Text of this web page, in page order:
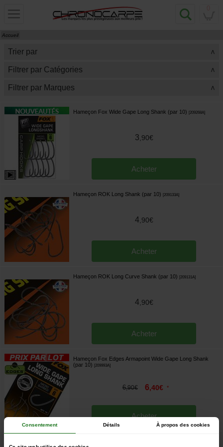
Consentement Détails À propos des cookies
Accueil
Trier par >
Filtrer par Catégories >
Filtrer par Marques >
Hameçon Fox Wide Gape Long Shank (par 10) [209268A]
3 90€
Acheter
Hameçon ROK Long Shank (par 10) [209133A]
4 90€
Acheter
Hameçon ROK Long Curve Shank (par 10) [209131A]
4 90€
Acheter
Hameçon Fox Edges Armapoint Wide Gape Long Shank
(par 10)
[209993A]
6,90€ 6,40€ *
Acheter